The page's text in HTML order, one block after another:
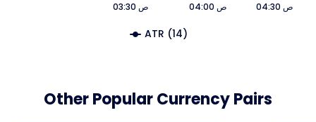
ATR (14)
03:30 ص 04:00 ص 04:30 ص
Other Popular Currency Pairs